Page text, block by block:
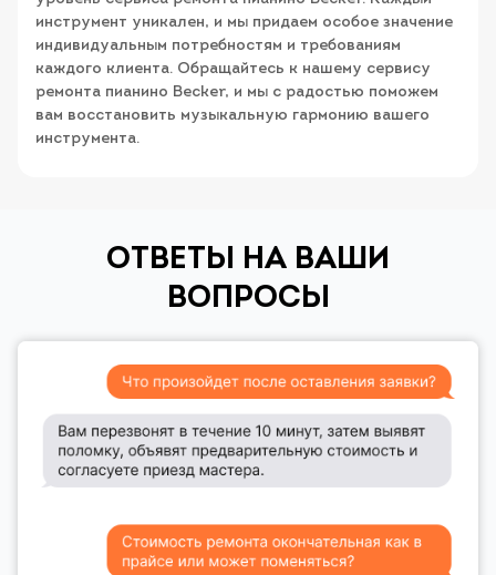
инструмент уникален, и мы придаем особое значение
индивидуальным потребностям и требованиям
каждого клиента. Обращайтесь к нашему сервису
ремонта пианино Becker, и мы с радостью поможем
вам восстановить музыкальную гармонию вашего
инструмента.
ОТВЕТЫ НА ВАШИ
ВОПРОСЫ